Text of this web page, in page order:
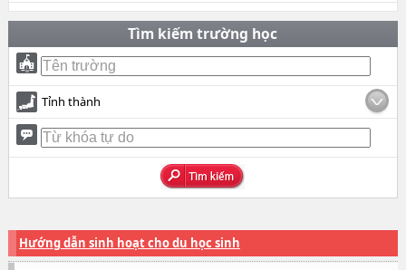
Tìm kiếm trường học
Tỉnh thành
Hướng dẫn sinh hoạt cho du học sinh